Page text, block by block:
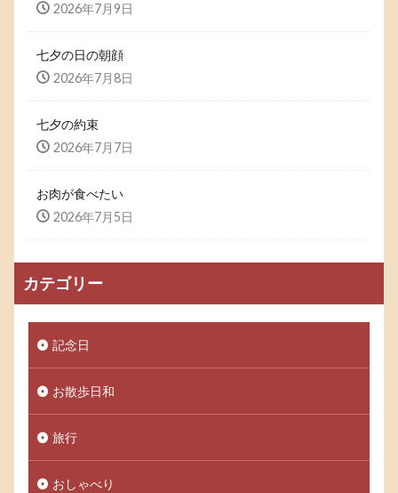
2026年7月9日
七夕の日の朝顔
2026年7月8日
七夕の約束
2026年7月7日
お肉が食べたい
2026年7月5日
カテゴリー
記念日
お散歩日和
旅行
おしゃべり